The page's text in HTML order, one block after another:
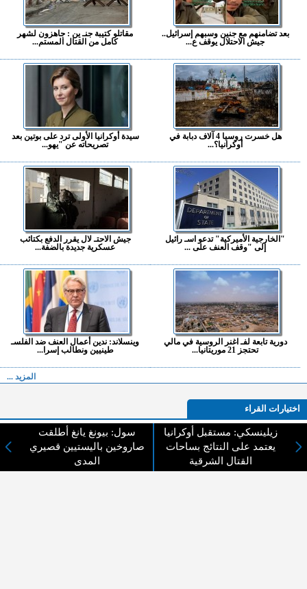
بعد تضامنهم مع جنين وسبهم إسرائيل..
جيش الاحتلال يوقف ع...
مقاتلو كتيبة جنـ ين : جاهزون لشهر
كامل من القتال المستم...
هل خسرت روسيا 4 آلاف دبابة في
أوكرانيا؟...
سيدة أوكرانيا الأولى ترد على بوتين بعد
تصريحاته عن "يهو...
"الخارجية الأميركية" تدعو اسـ رائيل
إلى "وقف العنف على ...
جيش الاحتـ لال يقرر الدفع بكتائب
عسكرية جديدة بالضفة...
دورية تابعة لفـ اغنر الروسية في مالي
تحتجز 21 موريتانيا...
وينسلاند: ندين أعمال العنف ضد الفلسـ
طينيين ونطالب إسرا...
المزيد ...
اختيارات القراء
لا يوجد مقالات
زيلينسكي: مستقبل أوكرانيا
يعتمد على النتائج بساحات
القتال الشرقية
سول: بيونغ يانغ أطلقت
صاروخين باليستيين قصيري
المدى